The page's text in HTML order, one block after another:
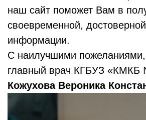
наш сайт поможет Вам в
своевременной,
информации.
С наилучшими пожеланиями,
главный врач КГБУЗ «КМКБ
Кожухова Вероника